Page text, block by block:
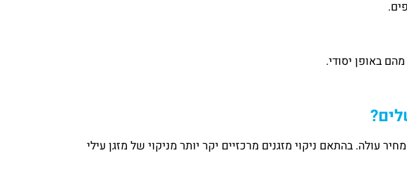
באופן יסודי.
עולה. בהתאם ניקוי מזגנים מרכזיים יקר יותר מניקוי של מזגן עילי